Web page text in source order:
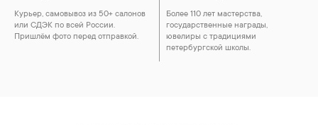
Курьер, самовывоз из 50+ салонов
или СДЭК по всей России.
Пришлём фото перед отправкой.
Более 110 лет мастерства,
государственные награды,
ювелиры с традициями
петербургской школы.